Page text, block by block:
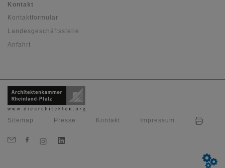
Kontakt
Kontaktformular
Landesgeschäftsstelle
Anfahrt
Sitemap Presse Kontakt Impressum